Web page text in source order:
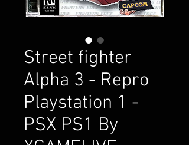
Street fighter
Alpha 3 - Repro
Playstation 1 -
PSX PS1 By